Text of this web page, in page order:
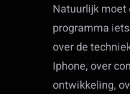
Natuurlijk moet
programma
over de
Iphone, over
ontwikkeling,